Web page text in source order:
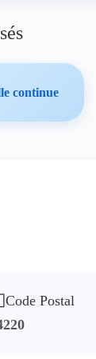
continue
Code Postal